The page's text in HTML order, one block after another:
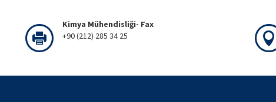
Kimya Mühendisliği- Fax
+90 (212) 285 34 25